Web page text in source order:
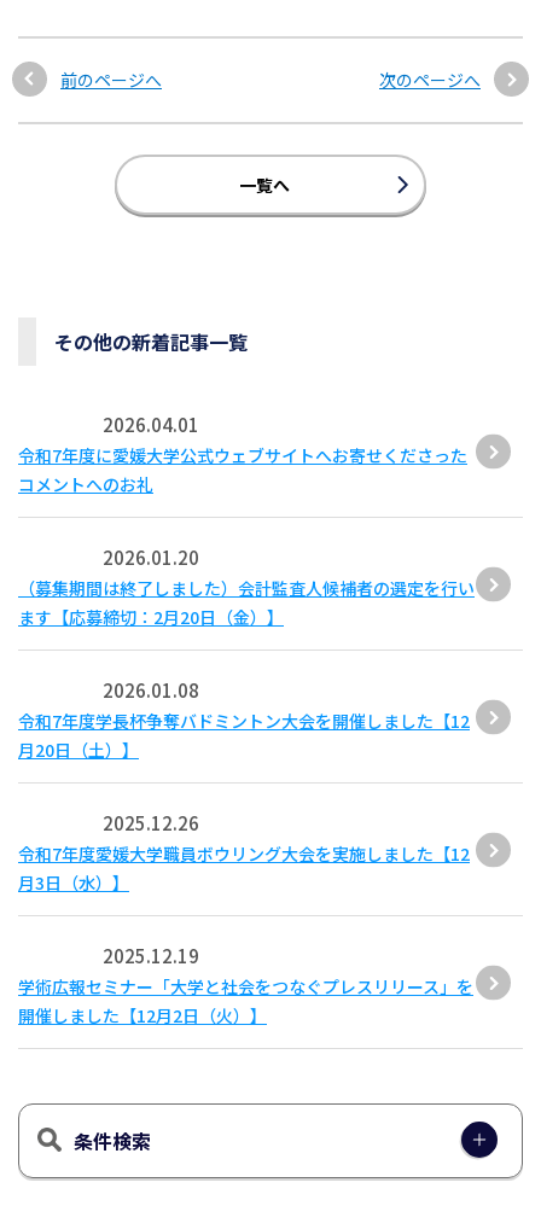
前のページへ 次のページへ
一覧へ
その他の新着記事一覧
2026.04.01
令和7年度に愛媛大学公式ウェブサイトへお寄せくださった
コメントへのお礼
2026.01.20
（募集期間は終了しました）会計監査人候補者の選定を行い
ます【応募締切：2月20日（金）】
2026.01.08
令和7年度学長杯争奪バドミントン大会を開催しました【12
月20日（土）】
2025.12.26
令和7年度愛媛大学職員ボウリング大会を実施しました【12
月3日（水）】
2025.12.19
学術広報セミナー「大学と社会をつなぐプレスリリース」を
開催しました【12月2日（火）】
条件検索